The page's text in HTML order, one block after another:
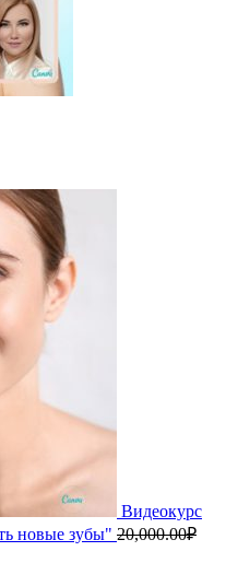
Видеокурс
новые зубы" 20,000.00₽